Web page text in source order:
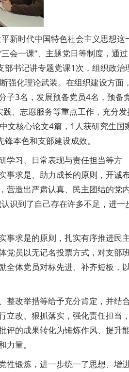
新时代中国特色社会主义思想这
会一课”、主题党日等制度，通过
书记讲专题党课1次，组织政治
强化理论武装。在组织建设方面
子3名，发展预备党员4名，预备
、志愿服务等重点工作，充分
文核心论文4篇，1人获研究生国
本色和支部建设成效。
学习、日常表现与责任担当等方
事求是、助力成长的原则，开诚
营造出严肃认真、民主团结的党
识到了自己存在许多不足，进一
事求是的原则，扎实有序推进民
党员以无记名投票方式，对支部
全体党员对标先进、补齐短板，
整改举措等给予充分肯定，并结
立改、狠抓落实，强化责任担当
评的成果转化为锤炼作风、提升
量。
性锻炼，进一步统一了思想、增